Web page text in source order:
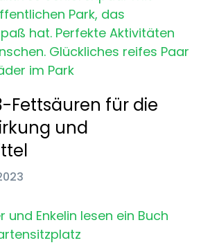
Fettsäuren für die
und